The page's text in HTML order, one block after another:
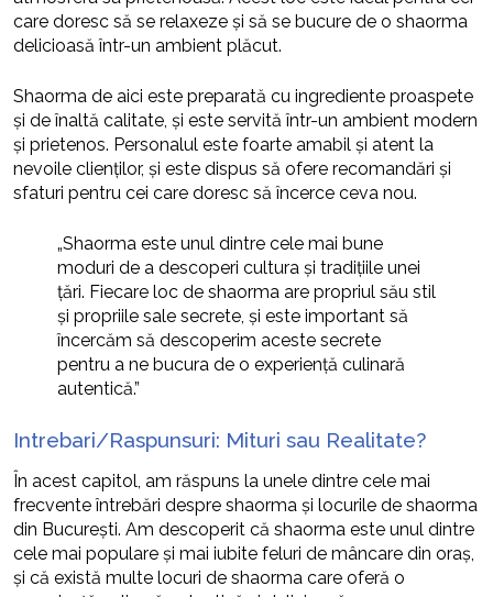
care doresc să se relaxeze și să se bucure de o shaorma
delicioasă într-un ambient plăcut.
Shaorma de aici este preparată cu ingrediente proaspete
și de înaltă calitate, și este servită într-un ambient modern
și prietenos. Personalul este foarte amabil și atent la
nevoile clienților, și este dispus să ofere recomandări și
sfaturi pentru cei care doresc să încerce ceva nou.
„Shaorma este unul dintre cele mai bune
moduri de a descoperi cultura și tradițiile unei
țări. Fiecare loc de shaorma are propriul său stil
și propriile sale secrete, și este important să
încercăm să descoperim aceste secrete
pentru a ne bucura de o experiență culinară
autentică.”
Intrebari/Raspunsuri: Mituri sau Realitate?
În acest capitol, am răspuns la unele dintre cele mai
frecvente întrebări despre shaorma și locurile de shaorma
din București. Am descoperit că shaorma este unul dintre
cele mai populare și mai iubite feluri de mâncare din oraș,
și că există multe locuri de shaorma care oferă o